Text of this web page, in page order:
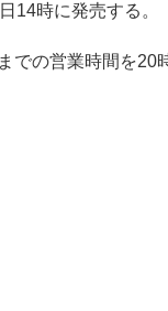
14時に発売する。
の営業時間を20